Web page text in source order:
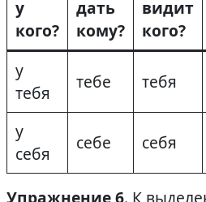
у
кого?
дать
кому?
видит
кого?
у
тебя
тебе тебя
у
себя
себе себя
Упражнение 6. К